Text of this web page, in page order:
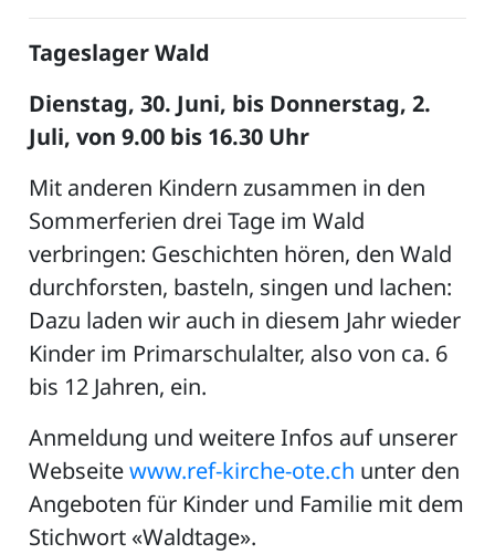
Tageslager Wald
Dienstag, 30. Juni, bis Donnerstag, 2.
Juli, von 9.00 bis 16.30 Uhr
Mit anderen Kindern zusammen in den
Sommerferien drei Tage im Wald
verbringen: Geschichten hören, den Wald
durchforsten, basteln, singen und lachen:
Dazu laden wir auch in diesem Jahr wieder
Kinder im Primarschulalter, also von ca. 6
bis 12 Jahren, ein.
Anmeldung und weitere Infos auf unserer
Webseitewww.ref-kirche-ote.ch unter den
Angeboten für Kinder und Familie mit dem
Stichwort «Waldtage».